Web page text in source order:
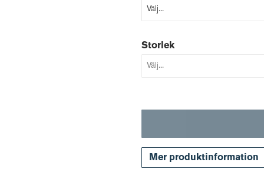
Storlek
Mer produktinformation